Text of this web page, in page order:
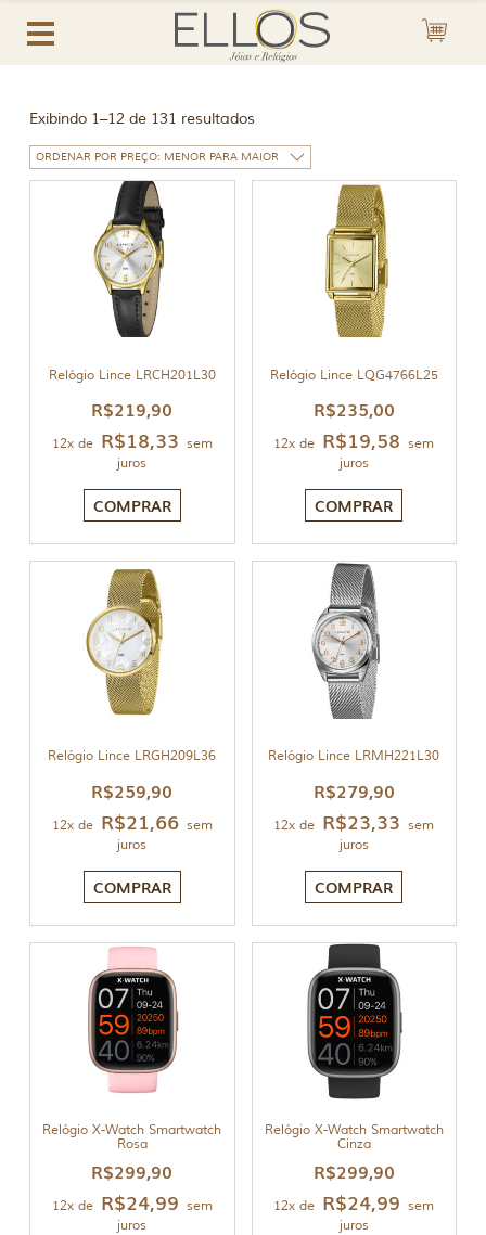
Exibindo 1–12 de 131 resultados
Relógio Lince LRCH201L30
R$219,90
12x de R$18,33 sem
juros
COMPRAR
Relógio Lince LQG4766L25
R$235,00
12x de R$19,58 sem
juros
COMPRAR
Relógio Lince LRGH209L36
R$259,90
12x de R$21,66 sem
juros
COMPRAR
Relógio Lince LRMH221L30
R$279,90
12x de R$23,33 sem
juros
COMPRAR
Relógio X-Watch Smartwatch
Rosa
R$299,90
12x de R$24,99 sem
juros
Relógio X-Watch Smartwatch
Cinza
R$299,90
12x de R$24,99 sem
juros